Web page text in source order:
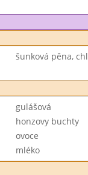
šunková pěna,
gulášová
honzovy buchty
ovoce
mléko